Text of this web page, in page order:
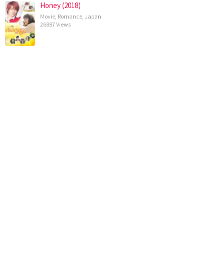
Honey (2018)
Movie, Romance, Japan
26887 Views